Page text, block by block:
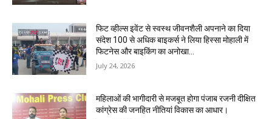
फिट व्हील्स इवेंट से स्वस्थ जीवनशैली अपनाने का दिया
संदेश 100 से अधिक बाइकर्स ने लिया हिस्सा मोहाली में
फिटनेस और बाइकिंग का अनोखा...
July 24, 2026
महिलाओं की भागीदारी से मजबूत होगा पंजाब रजनी दीक्षित
कांग्रेस की जनहित नीतियां विकास का आधार।